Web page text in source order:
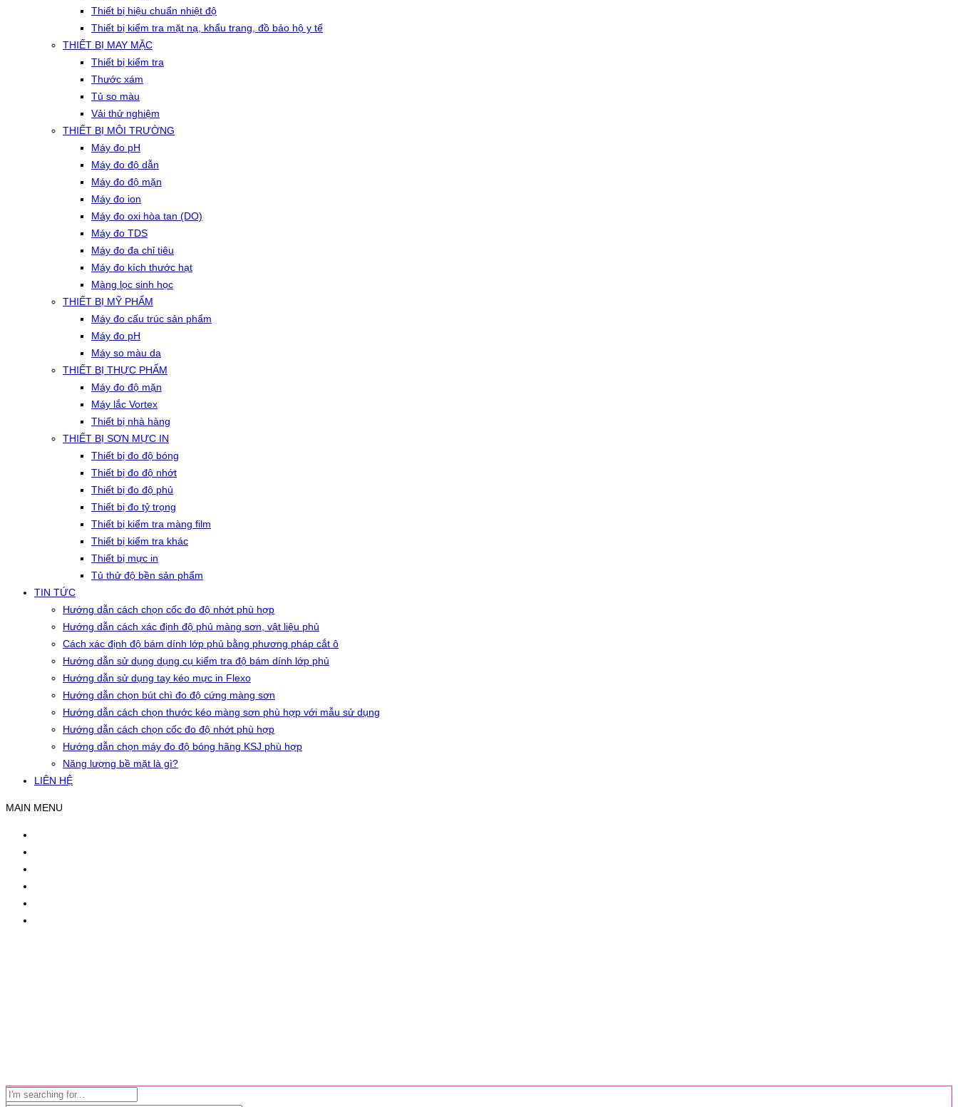
Thiết bị hiệu chuẩn nhiệt độ
Thiết bị kiểm tra mặt nạ, khẩu trang, đồ bảo hộ y tế
THIẾT BỊ MAY MẶC
Thiết bị kiểm tra
Thước xám
Tủ so màu
Vải thử nghiệm
THIẾT BỊ MÔI TRƯỜNG
Máy đo pH
Máy đo độ dẫn
Máy đo độ mặn
Máy đo ion
Máy đo oxi hòa tan (DO)
Máy đo TDS
Máy đo đa chỉ tiêu
Máy đo kích thước hạt
Màng lọc sinh học
THIẾT BỊ MỸ PHẨM
Máy đo cấu trúc sản phẩm
Máy đo pH
Máy so màu da
THIẾT BỊ THỰC PHẨM
Máy đo độ mặn
Máy lắc Vortex
Thiết bị nhà hàng
THIẾT BỊ SƠN MỰC IN
Thiết bị đo độ bóng
Thiết bị đo độ nhớt
Thiết bị đo độ phủ
Thiết bị đo tỷ trọng
Thiết bị kiểm tra màng film
Thiết bị kiểm tra khác
Thiết bị mực in
Tủ thử độ bền sản phẩm
TIN TỨC
Hướng dẫn cách chọn cốc đo độ nhớt phù hợp
Hướng dẫn cách xác định độ phủ màng sơn, vật liệu phủ
Cách xác định độ bám dính lớp phủ bằng phương pháp cắt ô
Hướng dẫn sử dụng dụng cụ kiểm tra độ bám dính lớp phủ
Hướng dẫn sử dụng tay kéo mực in Flexo
Hướng dẫn chọn bút chì đo độ cứng màng sơn
Hướng dẫn cách chọn thước kéo màng sơn phù hợp với mẫu sử dụng
Hướng dẫn cách chọn cốc đo độ nhớt phù hợp
Hướng dẫn chọn máy đo độ bóng hãng KSJ phù hợp
Năng lượng bề mặt là gì?
LIÊN HỆ
MAIN MENU